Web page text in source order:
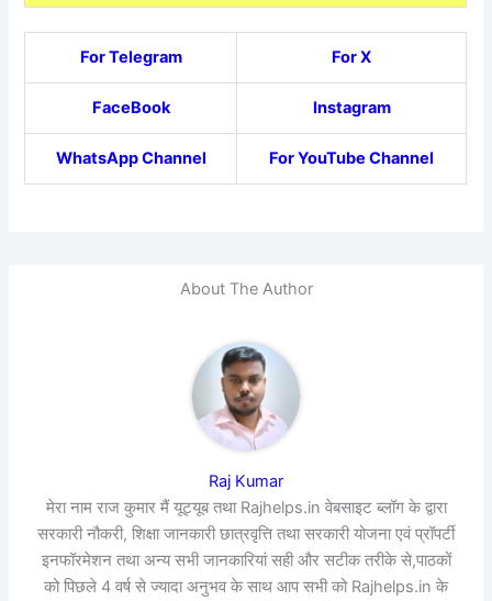
For Telegram For X
FaceBook Instagram
WhatsApp Channel For YouTube Channel
About The Author
Raj Kumar
मेरा नाम राज कुमार मैं यूट्यूब तथा Rajhelps.in वेबसाइट ब्लॉग के द्वारा
सरकारी नौकरी, शिक्षा जानकारी छात्रवृत्ति तथा सरकारी योजना एवं प्रॉपर्टी
इनफॉरमेशन तथा अन्य सभी जानकारियां सही और सटीक तरीके से,पाठकों
को पिछले 4 वर्ष से ज्यादा अनुभव के साथ आप सभी को Rajhelps.in के